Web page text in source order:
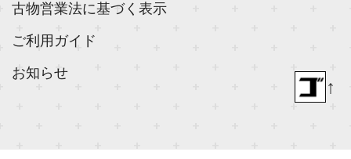
古物営業法に基づく表示
ご利用ガイド
お知らせ
↑